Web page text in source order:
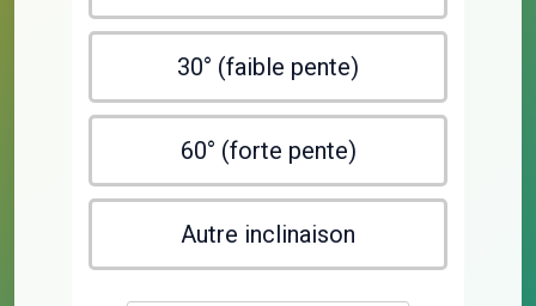
30° (faible pente)
60° (forte pente)
Autre inclinaison